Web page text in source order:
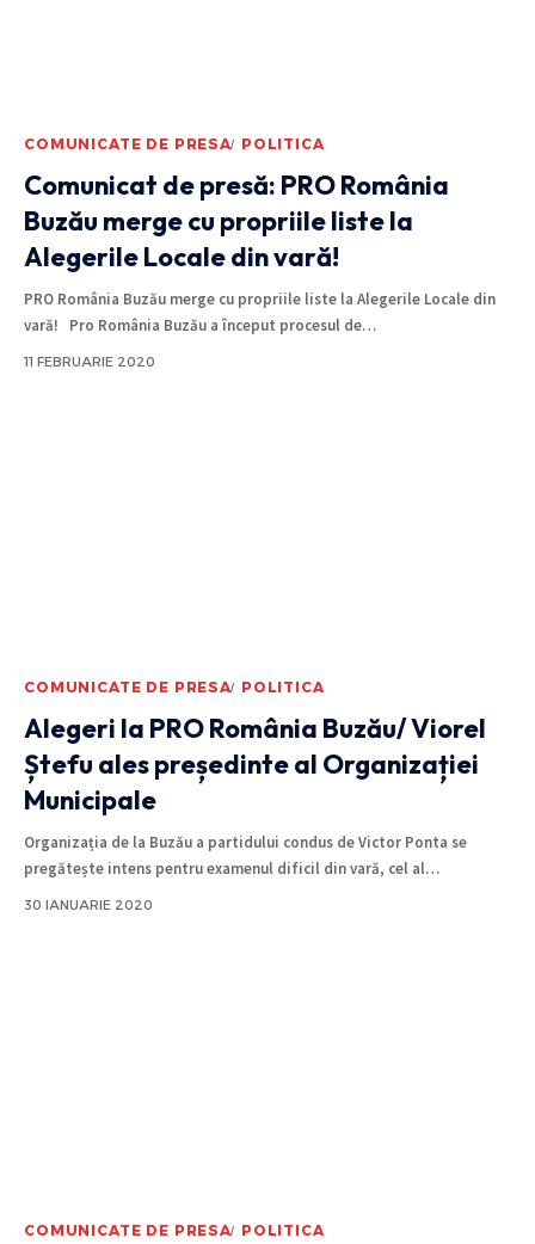
COMUNICATE DE PRESA POLITICA
Comunicat de presă: PRO România
Buzău merge cu propriile liste la
Alegerile Locale din vară!
PRO România Buzău merge cu propriile liste la Alegerile Locale din
vară! Pro România Buzău a început procesul de…
11 FEBRUARIE 2020
COMUNICATE DE PRESA POLITICA
Alegeri la PRO România Buzău/ Viorel
Ștefu ales președinte al Organizației
Municipale
Organizația de la Buzău a partidului condus de Victor Ponta se
pregătește intens pentru examenul dificil din vară, cel al…
30 IANUARIE 2020
COMUNICATE DE PRESA POLITICA